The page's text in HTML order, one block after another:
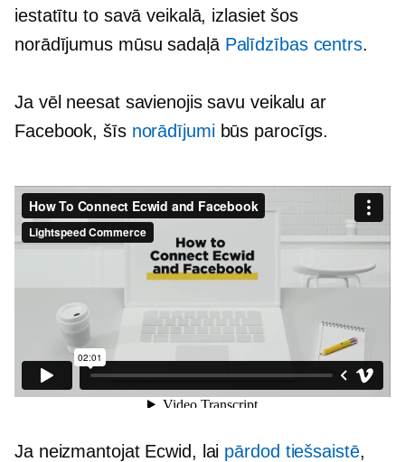
iestatītu to savā veikalā, izlasiet šos
norādījumus mūsu sadaļā Palīdzības centrs.
Ja vēl neesat savienojis savu veikalu ar
Facebook, šīs norādījumibūs parocīgs.
Ja neizmantojat Ecwid, lai pārdod tiešsaistē,